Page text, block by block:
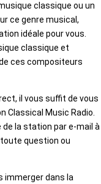
classique ou un
ce genre musical,
idéale pour vous.
classique et
ces compositeurs
il vous suffit de vous
Classical Music Radio.
la station par e-mail à
question ou
immerger dans la